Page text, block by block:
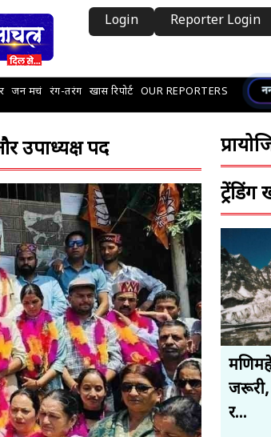
Login Reporter Login
जन मचं रंग-तरंग खास रिपोर्ट OUR REPORTERS
उपाध्यक्ष पद
ट्रेंडिंग
र...